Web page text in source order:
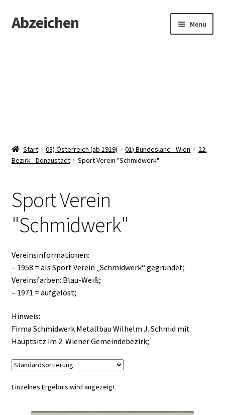
Zur
Navigation
Zum
Inhalt
Abzeichen Menü
Start 03) Österreich (ab 1919) 01) Bundesland - Wien
22.
Bezirk - Donaustadt
Sport Verein "Schmidwerk"
Sport Verein
"Schmidwerk"
Vereinsinformationen:
– 1958 = als Sport Verein „Schmidwerk“ gegründet;
Vereinsfarben: Blau-Weiß;
– 1971 = aufgelöst;
Hinweis:
Firma Schmidwerk Metallbau Wilhelm J. Schmid mit
Hauptsitz im 2. Wiener Gemeindebezirk;
Einzelnes Ergebnis wird angezeigt